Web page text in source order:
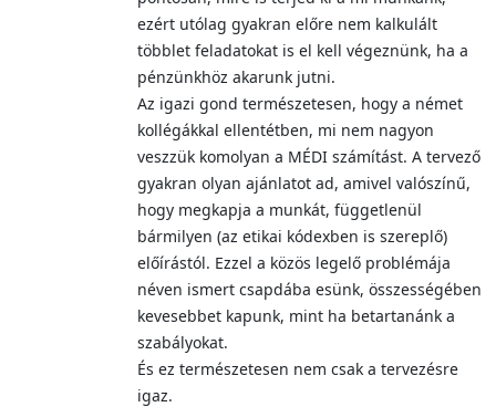
ezért utólag gyakran előre nem kalkulált
többlet feladatokat is el kell végeznünk, ha a
pénzünkhöz akarunk jutni.
Az igazi gond természetesen, hogy a német
kollégákkal ellentétben, mi nem nagyon
veszzük komolyan a MÉDI számítást. A tervező
gyakran olyan ajánlatot ad, amivel valószínű,
hogy megkapja a munkát, függetlenül
bármilyen (az etikai kódexben is szereplő)
előírástól. Ezzel a közös legelő problémája
néven ismert csapdába esünk, összességében
kevesebbet kapunk, mint ha betartanánk a
szabályokat.
És ez természetesen nem csak a tervezésre
igaz.